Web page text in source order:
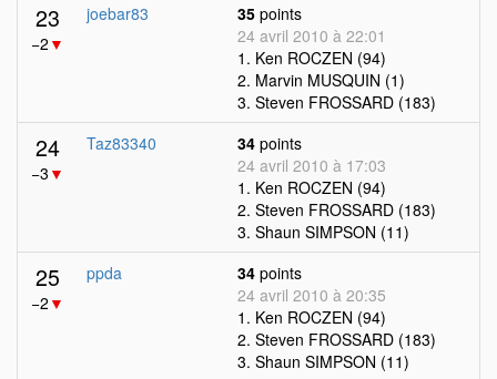
23
−2 ▼
joebar83 35 points
24 avril 2010 à 22:01
1. Ken ROCZEN (94)
2. Marvin MUSQUIN (1)
3. Steven FROSSARD (183)
24
−3 ▼
Taz83340 34 points
24 avril 2010 à 17:03
1. Ken ROCZEN (94)
2. Steven FROSSARD (183)
3. Shaun SIMPSON (11)
25
−2 ▼
ppda 34 points
24 avril 2010 à 20:35
1. Ken ROCZEN (94)
2. Steven FROSSARD (183)
3. Shaun SIMPSON (11)